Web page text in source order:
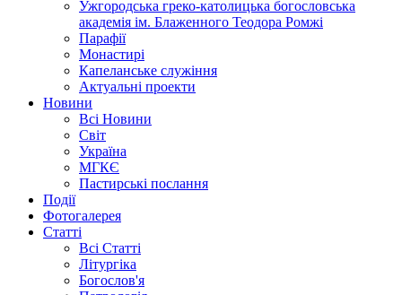
Ужгородська греко-католицька богословська
академія ім. Блаженного Теодора Ромжі
Парафії
Монастирі
Капеланське служіння
Актуальні проекти
Новини
Всі Новини
Світ
Україна
МГКЄ
Пастирські послання
Події
Фотогалерея
Статті
Всі Статті
Літургіка
Богослов'я